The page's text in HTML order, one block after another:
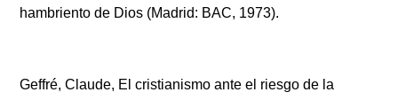
hambriento de Dios (Madrid: BAC, 1973).
Geffré, Claude, El cristianismo ante el riesgo de la